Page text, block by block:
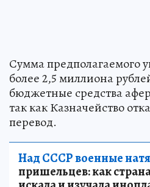
Сумма предполагаемого
более 2,5 миллиона
бюджетные средства
так как Казначейство
перевод.
Над СССР военные
пришельцев: как